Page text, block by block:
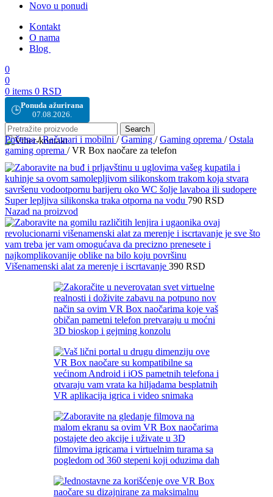
Novo u ponudi
Kontakt
O nama
Blog
0
0
0 items 0 RSD
🕒Ponuda ažurirana
07.08.2026.
Search
Početna/ Računari i mobilni / Gaming / Gaming oprema / Ostala
gaming oprema / VR Box naočare za telefon
Super lepljiva silikonska traka otporna na vodu 790 RSD
Nazad na proizvod
Višenamenski alat za merenje i iscrtavanje 390 RSD